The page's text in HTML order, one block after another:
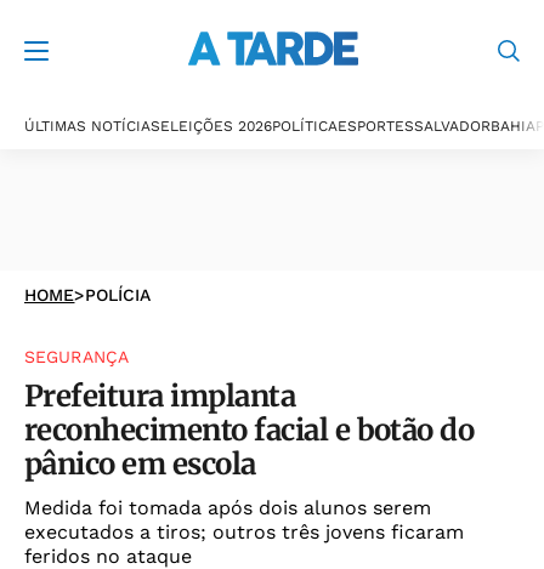
ÚLTIMAS NOTÍCIASELEIÇÕES 2026POLÍTICAESPORTESSALVADORBAHIA
HOME>POLÍCIA
SEGURANÇA
Prefeitura implanta
reconhecimento facial e botão do
pânico em escola
Medida foi tomada após dois alunos serem
executados a tiros; outros três jovens ficaram
feridos no ataque